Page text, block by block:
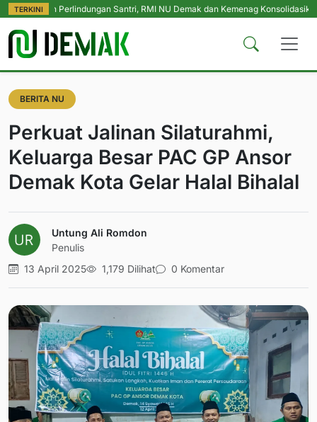
TERKINI
Perlindungan Santri, RMI NU Demak dan Kemenag Konsolidasikan
BERITA NU
Perkuat Jalinan Silaturahmi,
Keluarga Besar PAC GP Ansor
Demak Kota Gelar Halal Bihalal
Untung Ali Romdon
Penulis
13 April 2025
1,179 Dilihat 0 Komentar